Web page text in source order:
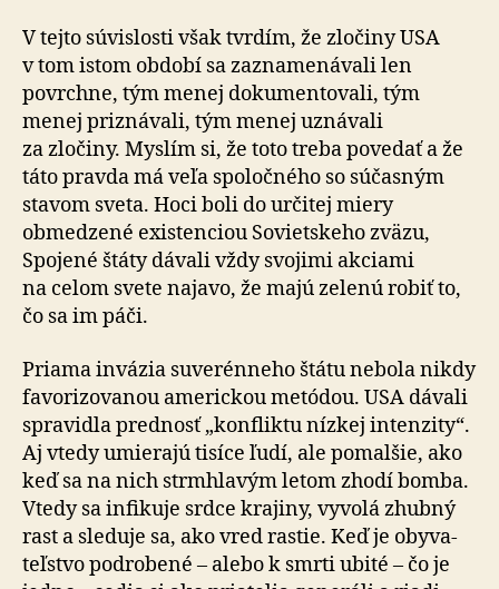
V tejto súvislosti však tvrdím, že zločiny USA
v tom istom období sa zazna­me­ná­vali len
povrchne, tým menej doku­men­to­vali, tým
menej priznávali, tým menej uznávali
za zločiny. Myslím si, že toto treba povedať a že
táto pravda má veľa spo­loč­ného so sú­čas­ným
stavom sveta. Hoci boli do ur­či­tej miery
obmedzené existenciou Sovietskeho zväzu,
Spojené štáty dávali vždy svojimi akciami
na celom svete najavo, že majú zelenú robiť to,
čo sa im páči.
Priama invázia suverénneho štátu nebola nikdy
favo­ri­zo­va­nou americkou metódou. USA dávali
spravidla prednosť „konfliktu nízkej intenzity“.
Aj vtedy umierajú tisíce ľudí, ale pomalšie, ako
keď sa na nich strmhlavým letom zhodí bomba.
Vtedy sa infikuje srdce krajiny, vyvolá zhubný
rast a sle­duje sa, ako vred rastie. Keď je oby­va­
teľ­stvo pod­ro­bené – alebo k smrti ubité – čo je